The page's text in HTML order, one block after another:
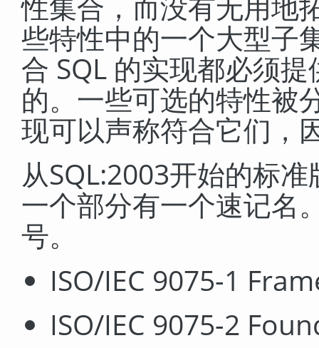
些特性中的一个大型子
合 SQL 的实现都必须
的。一些可选的特性被
现可以声称符合它们，
从SQL:2003开始的标
一个部分有一个速记名
号。
ISO/IEC 9075-1
ISO/IEC 9075-2